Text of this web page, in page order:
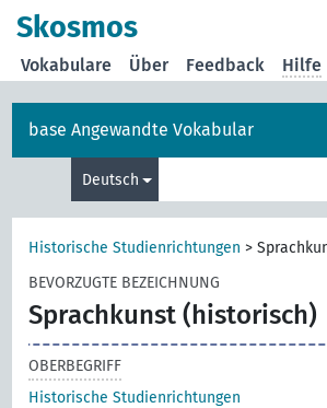
Skosmos
Vokabulare Über Feedback Hilfe
base Angewandte Vokabular
Deutsch
Historische Studienrichtungen >
BEVORZUGTE BEZEICHNUNG
Sprachkunst (historisch)
OBERBEGRIFF
Historische Studienrichtungen